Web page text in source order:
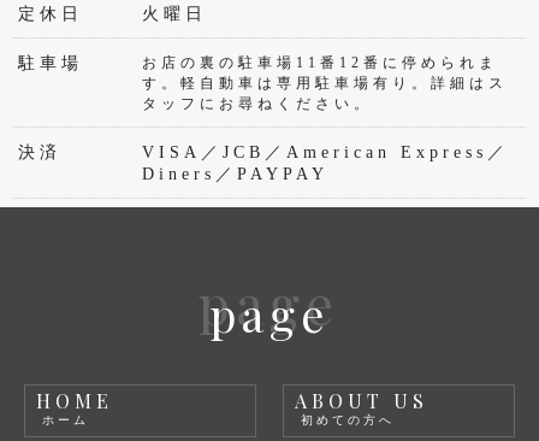
定休日 火曜日
駐車場
お店の裏の駐車場11番12番に停められま
す。軽自動車は専用駐車場有り。詳細はス
タッフにお尋ねください。
決済
VISA／JCB／American Express／
Diners／PAYPAY
page
page
HOME
ホーム
ABOUT US
初めての方へ